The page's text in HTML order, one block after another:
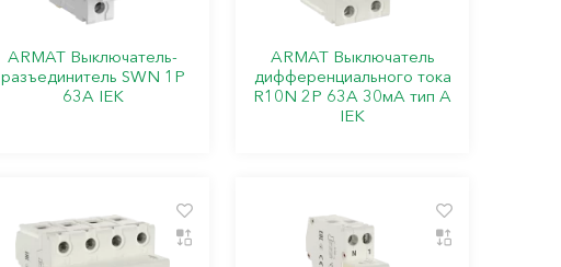
ARMAT Выключатель-
разъединитель SWN 1P
63А IEK
ARMAT Выключатель
дифференциального тока
R10N 2P 63А 30мА тип A
IEK